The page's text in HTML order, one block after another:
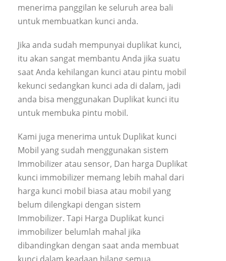
menerima panggilan ke seluruh area bali
untuk membuatkan kunci anda.
Jika anda sudah mempunyai duplikat kunci,
itu akan sangat membantu Anda jika suatu
saat Anda kehilangan kunci atau pintu mobil
kekunci sedangkan kunci ada di dalam, jadi
anda bisa menggunakan Duplikat kunci itu
untuk membuka pintu mobil.
Kami juga menerima untuk Duplikat kunci
Mobil yang sudah menggunakan sistem
Immobilizer atau sensor, Dan harga Duplikat
kunci immobilizer memang lebih mahal dari
harga kunci mobil biasa atau mobil yang
belum dilengkapi dengan sistem
Immobilizer. Tapi Harga Duplikat kunci
immobilizer belumlah mahal jika
dibandingkan dengan saat anda membuat